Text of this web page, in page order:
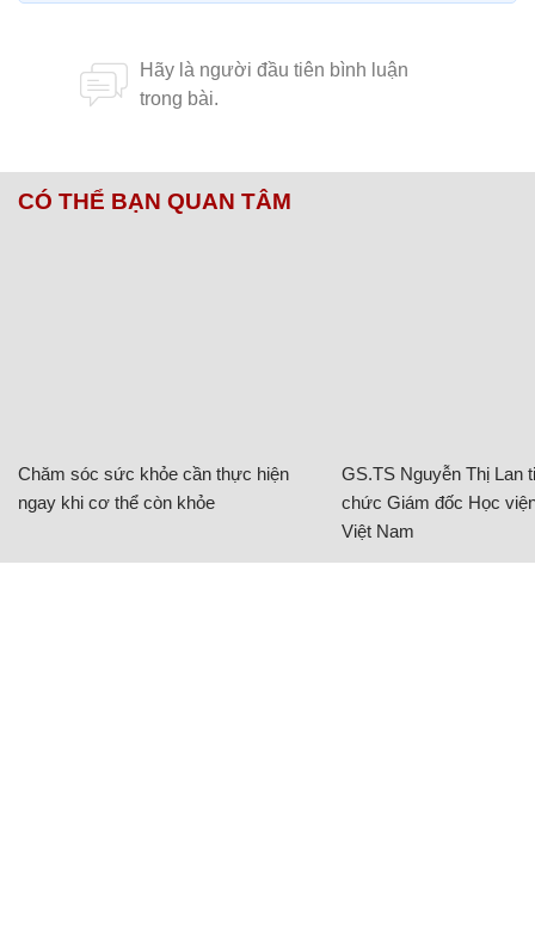
CÓ THỂ BẠN QUAN TÂM
Chăm sóc sức khỏe cần thực hiện
ngay khi cơ thể còn khỏe
GS.TS Nguyễn Thị Lan
chức Giám đốc Học
Việt Nam